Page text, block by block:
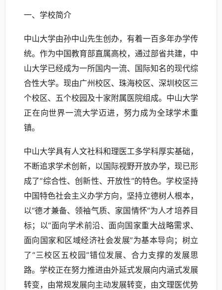
一、学校简介
中山大学由孙中山先生创办，有着一百多年办学传
统。作为中国教育部直属高校，通过部省共建，中
山大学已经成为一所国内一流、国际知名的现代综
合性大学。现由广州校区、珠海校区、深圳校区三
个校区、五个校园及十家附属医院组成。中山大学
正在向世界一流大学迈进，努力成为全球学术重
镇。
中山大学具有人文社科和理医工多学科厚实基础，
不断追求学术创新，以国际视野开放办学，现已形
成了“综合性、创新性、开放性”的特色。学校坚持
中国特色社会主义办学方向，坚持立德树人根本，
以“德才兼备、领袖气质、家国情怀”为人才培养目
标；以“面向学术前沿、面向国家重大战略需求、
面向国家和区域经济社会发展”为基本导向；树立
了“三校区五校园”错位发展、合力支撑的发展思
路。学校正在努力推进由外延式发展向内涵式发展
转变，由常规发展向主动发展转变，由文理医优势